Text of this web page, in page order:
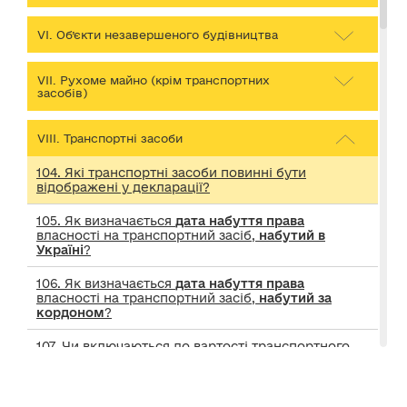
VІ. Об’єкти незавершеного будівництва
VІІ. Рухоме майно (крім транспортних
засобів)
VІІІ. Транспортні засоби
104. Які транспортні засоби повинні бути
відображені у декларації?
105. Як визначається дата набуття права
власності на транспортний засіб, набутий в
Україні?
106. Як визначається дата набуття права
власності на транспортний засіб, набутий за
кордоном?
107. Чи включаються до вартості транспортного